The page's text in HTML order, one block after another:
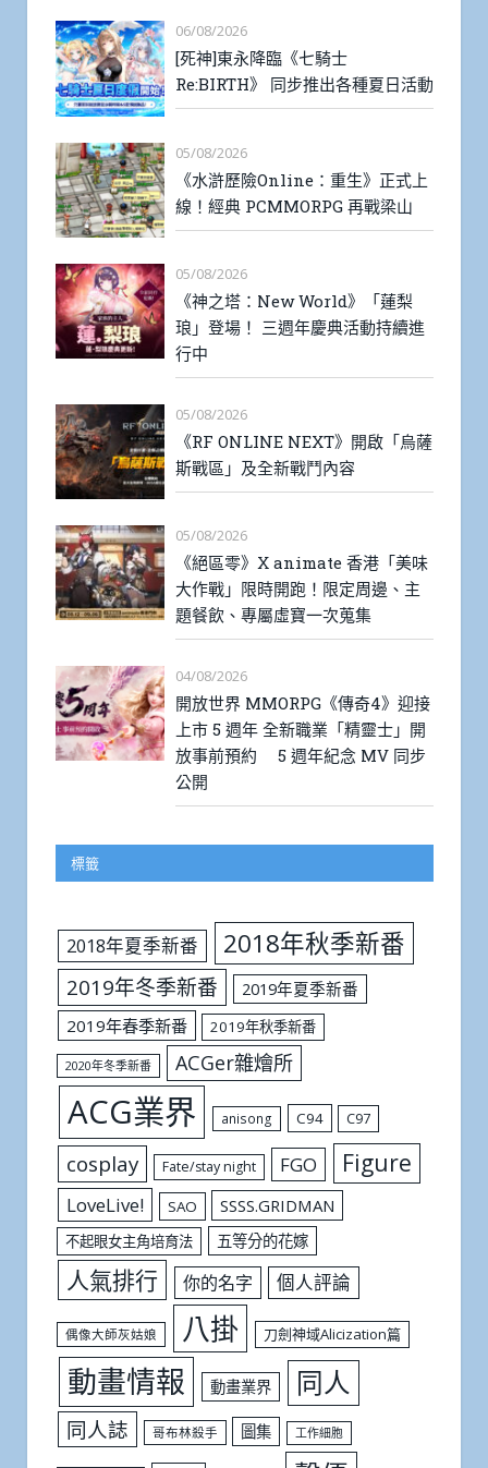
06/08/2026
[死神]東永降臨《七騎士
Re:BIRTH》 同步推出各種夏日活動
05/08/2026
《水滸歷險Online：重生》正式上
線！經典 PCMMORPG 再戰梁山
05/08/2026
《神之塔：New World》「蓮梨
琅」登場！ 三週年慶典活動持續進
行中
05/08/2026
《RF ONLINE NEXT》開啟「烏薩
斯戰區」及全新戰鬥內容
05/08/2026
《絕區零》X animate 香港「美味
大作戰」限時開跑！限定周邊、主
題餐飲、專屬虛寶一次蒐集
04/08/2026
開放世界 MMORPG《傳奇4》迎接
上市 5 週年 全新職業「精靈士」開
放事前預約 5 週年紀念 MV 同步
公開
標籤
2018年夏季新番 2018年秋季新番
2019年冬季新番
2019年夏季新番
2019年春季新番
2019年秋季新番
2020年冬季新番 ACGer雜燴所
ACG業界 anisong C94 C97
cosplay Fate/stay night FGO Figure
LoveLive! SAO SSSS.GRIDMAN
不起眼女主角培育法 五等分的花嫁
人氣排行 你的名字 個人評論
偶像大師灰姑娘 八掛 刀劍神域Alicization篇
動畫情報 動畫業界 同人
同人誌 哥布林殺手 圖集 工作細胞